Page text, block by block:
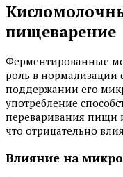
пищеварение
Ферментированные
роль в
поддержании его
употребление
переваривания пищи
что отрицательно
Влияние на